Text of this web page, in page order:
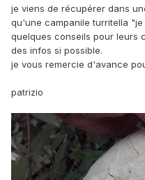
je viens de récupérer dans
qu'une campanile turritella
quelques conseils pour leurs
des infos si possible.
je vous remercie d'avance
patrizio